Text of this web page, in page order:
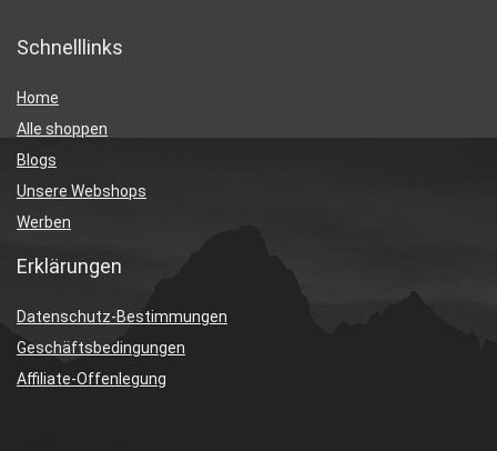
Schnelllinks
Home
Alle shoppen
Blogs
Unsere Webshops
Werben
Erklärungen
Datenschutz-Bestimmungen
Geschäftsbedingungen
Affiliate-Offenlegung